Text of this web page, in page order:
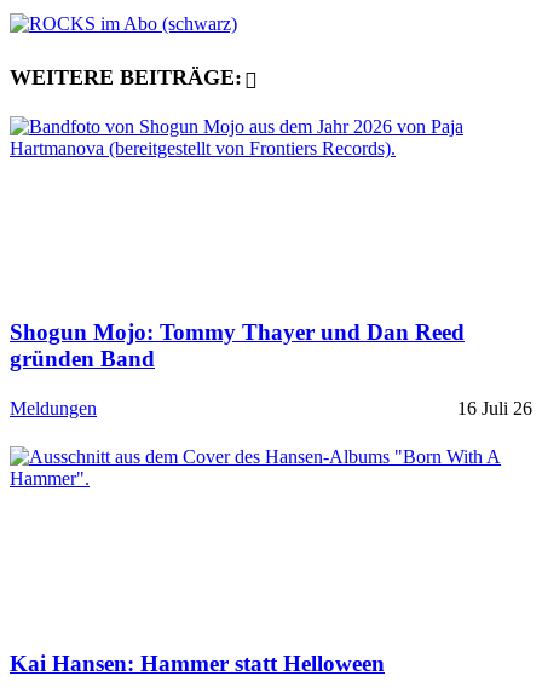
WEITERE BEITRÄGE:
Shogun Mojo: Tommy Thayer und Dan Reed
gründen Band
Meldungen 16 Juli 26
Kai Hansen: Hammer statt Helloween